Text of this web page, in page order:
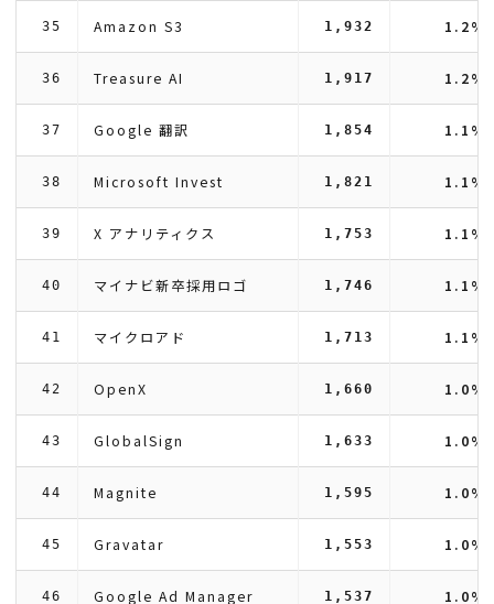
35 Amazon S3 1,932 1.2%
36 Treasure AI 1,917 1.2%
37 Google 翻訳 1,854 1.1%
38 Microsoft Invest 1,821 1.1%
39 X アナリティクス 1,753 1.1%
40 マイナビ新卒採用ロゴ 1,746 1.1%
41 マイクロアド 1,713 1.1%
42 OpenX 1,660 1.0%
43 GlobalSign 1,633 1.0%
44 Magnite 1,595 1.0%
45 Gravatar 1,553 1.0%
46 Google Ad Manager 1,537 1.0%